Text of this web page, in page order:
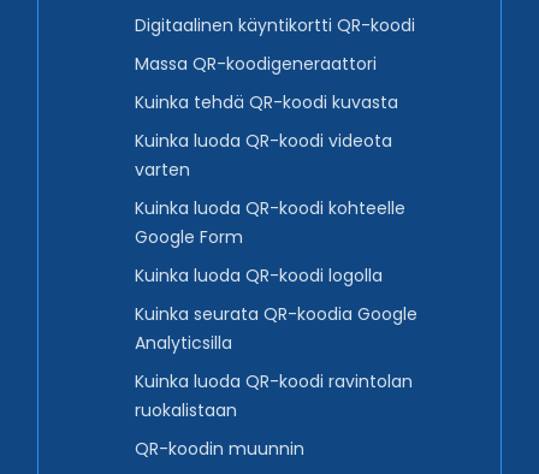
Digitaalinen käyntikortti QR-koodi
Massa QR-koodigeneraattori
Kuinka tehdä QR-koodi kuvasta
Kuinka luoda QR-koodi videota
varten
Kuinka luoda QR-koodi kohteelle
Google Form
Kuinka luoda QR-koodi logolla
Kuinka seurata QR-koodia Google
Analyticsilla
Kuinka luoda QR-koodi ravintolan
ruokalistaan
QR-koodin muunnin